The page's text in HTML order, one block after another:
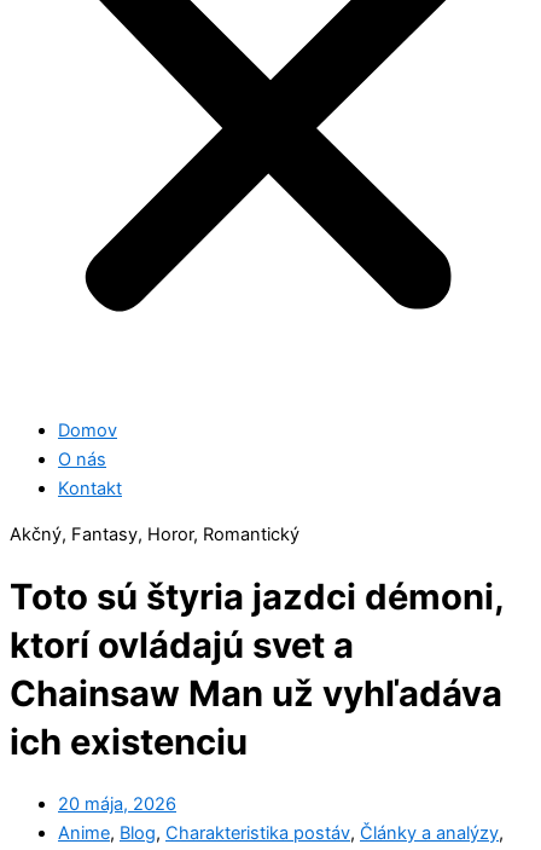
Domov
O nás
Kontakt
Akčný, Fantasy, Horor, Romantický
Toto sú štyria jazdci démoni,
ktorí ovládajú svet a
Chainsaw Man už vyhľadáva
ich existenciu
20 mája, 2026
Anime, Blog, Charakteristika postáv, Články a analýzy,